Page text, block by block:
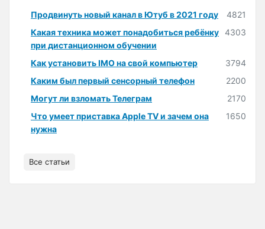
Продвинуть новый канал в Ютуб в 2021 году
4821
Какая техника может понадобиться ребёнку
при дистанционном обучении
4303
Как установить IMO на свой компьютер
3794
Каким был первый сенсорный телефон
2200
Могут ли взломать Телеграм
2170
Что умеет приставка Apple TV и зачем она
нужна
1650
Все статьи